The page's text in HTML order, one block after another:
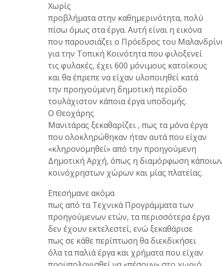
Χωρίς
προβλήματα στην καθημερινότητα, πολύ
πίσω όμως στα έργα. Αυτή είναι η εικόνα
που παρουσιάζει ο Πρόεδρος του
για την Τοπική Κοινότητα που φιλοξενεί
τις φυλακές, έχει 600 μόνιμους κατοίκους
και θα έπρεπε να είχαν υλοποιηθεί κατά
την προηγούμενη δημοτική περίοδο
τουλάχιστον κάποια έργα υποδομής.
Ο Θεοχάρης
Μανιτάρας ξεκαθαρίζει , πως τα μόνα έργα
που ολοκληρώθηκαν ήταν αυτά που είχαν
«κληρονομηθεί» από την προηγούμενη
Δημοτική Αρχή, όπως η διαμόρφωση
κοινόχρηστων χώρων και μίας πλατείας.
Επεσήμανε ακόμα
πως από τα Τεχνικά Προγράμματα των
προηγούμενων ετών, τα περισσότερα έργα
δεν έχουν εκτελεστεί, ενώ ξεκαθάρισε
πως σε κάθε περίπτωση θα διεκδικήσει
όλα τα παλιά έργα και χρήματα που είχαν